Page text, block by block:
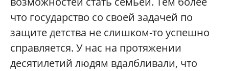
что государство со своей задачей по
защите детства не слишком-то успешно
справляется. У нас на протяжении
десятилетий людям вдалбливали, что